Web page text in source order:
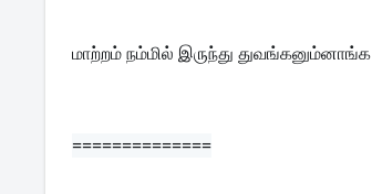
மாற்றம் நம்மில் இருந்து துவங்கனும்னாங்க
==============